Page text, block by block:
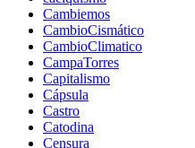
Cambiemos
CambioCismático
CambioClimatico
CampaTorres
Capitalismo
Cápsula
Castro
Catodina
Censura